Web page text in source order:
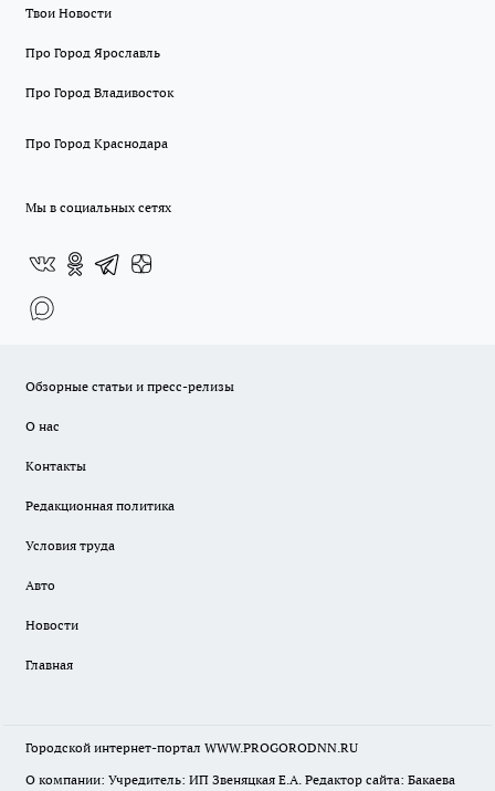
Твои Новости
Про Город Ярославль
Про Город Владивосток
Про Город Краснодара
Мы в социальных сетях
Обзорные статьи и пресс-релизы
О нас
Контакты
Редакционная политика
Условия труда
Авто
Новости
Главная
Городской интернет-портал WWW.PROGORODNN.RU
О компании: Учредитель: ИП Звеняцкая Е.А. Редактор сайта: Бакаева